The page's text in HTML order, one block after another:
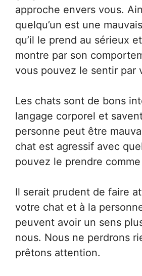
approche envers vous.
quelqu’un est une
qu’il le prend au sérieux
montre par son
vous pouvez le sentir par
Les chats sont de bons
langage corporel et
personne peut être
chat est agressif avec
pouvez le prendre
Il serait prudent de faire
votre chat et à la
peuvent avoir un sens
nous. Nous ne perdrons
prêtons attention.